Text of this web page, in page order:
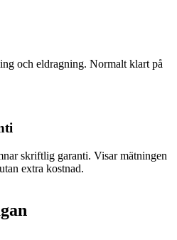
och eldragning. Normalt klart på
skriftlig garanti. Visar mätningen
extra kostnad.